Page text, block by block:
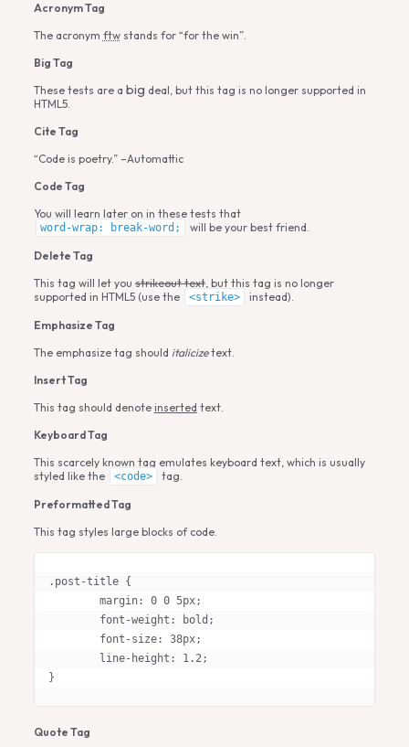
Acronym Tag
The acronym ftwstands for “for the win”.
Big Tag
These tests are a big deal, but this tag is no longer supported in
HTML5.
Cite Tag
“Code is poetry.” –Automattic
Code Tag
You will learn later on in these tests that
word-wrap: break-word; will be your best friend.
Delete Tag
This tag will let youstrikeout text, but this tag is no longer
supported in HTML5 (use the
<strike> instead).
Emphasize Tag
The emphasize tag should italicizetext.
Insert Tag
This tag should denote inserted text.
Keyboard Tag
This scarcely known tag emulates keyboard text, which is usually
styled like the
<code> tag.
Preformatted Tag
This tag styles large blocks of code.
.post-title {
}
Quote Tag